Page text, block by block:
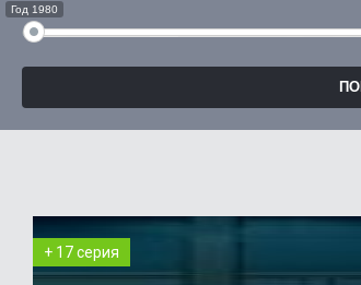
Год 1980
+ 17 серия